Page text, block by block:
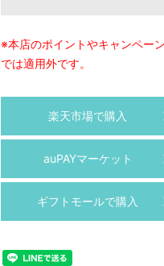
※本店のポイントやキャンペー
では適用外です。
楽天市場で購入
auPAYマーケット
ギフトモールで購入